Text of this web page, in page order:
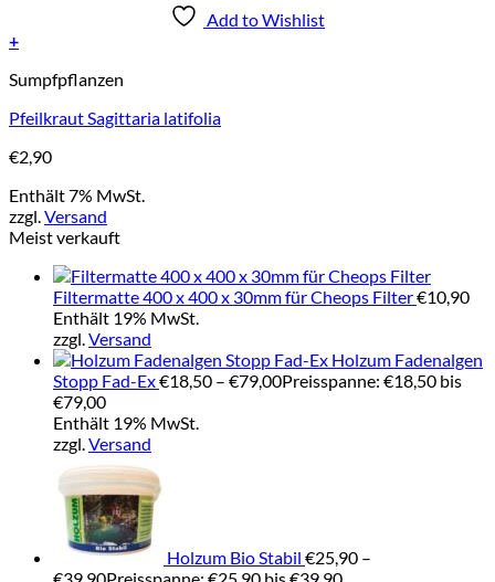
Add to Wishlist
+
Sumpfpflanzen
Pfeilkraut Sagittaria latifolia
€2,90
Enthält 7% MwSt.
zzgl.Versand
Meist verkauft
Filtermatte 400 x 400 x 30mm für Cheops Filter€10,90
Enthält 19% MwSt.
zzgl.Versand
Holzum Fadenalgen
Stopp Fad-Ex€18,50 – €79,00Preisspanne: €18,50 bis
€79,00
Enthält 19% MwSt.
zzgl.Versand
Holzum Bio Stabil €25,90 –